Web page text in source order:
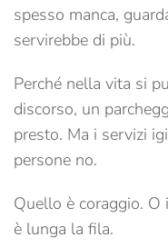
spesso manca,
servirebbe di più.
Perché nella vita si
discorso, un
presto. Ma i servizi
persone no.
Quello è coraggio. O
è lunga la fila.